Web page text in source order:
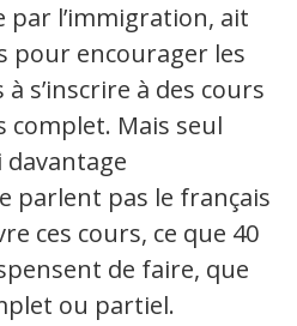
française
par l’immigration, ait
pour encourager les
s’inscrire à des cours
complet. Mais seul
davantage
parlent pas le français
ces cours, ce que 40
de faire, que
ou partiel.